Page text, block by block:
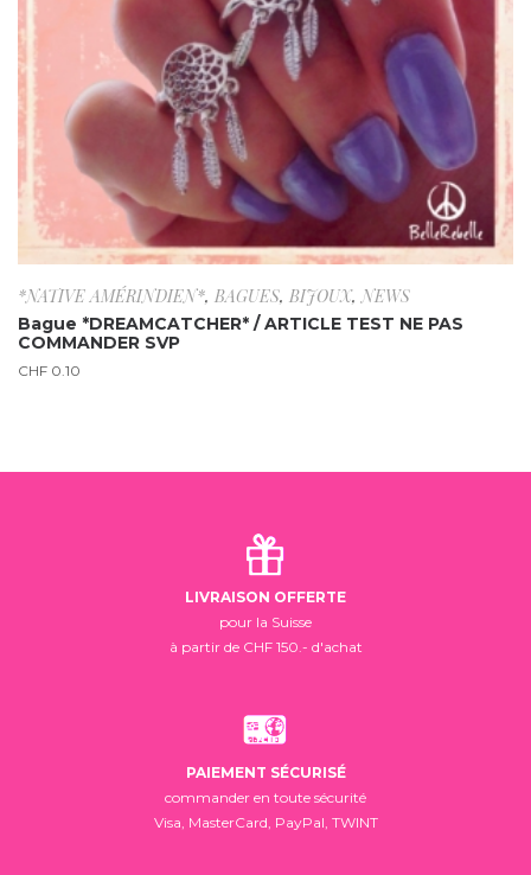
*NATIVE AMÉRINDIEN*, BAGUES, BIJOUX,NEWS
Bague *DREAMCATCHER* / ARTICLE TEST NE PAS
COMMANDER SVP
CHF 0.10
LIVRAISON OFFERTE
pour la Suisse
à partir de CHF 150.- d'achat
PAIEMENT SÉCURISÉ
commander en toute sécurité
Visa, MasterCard, PayPal, TWINT